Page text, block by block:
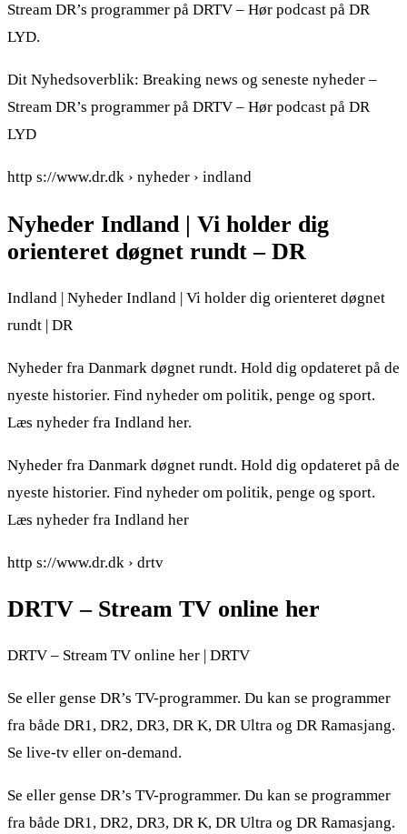
Stream DR’s programmer på DRTV – Hør podcast på DR
LYD.
Dit Nyhedsoverblik: Breaking news og seneste nyheder –
Stream DR’s programmer på DRTV – Hør podcast på DR
LYD
http s://www.dr.dk › nyheder › indland
Nyheder Indland | Vi holder dig
orienteret døgnet rundt – DR
Indland | Nyheder Indland | Vi holder dig orienteret døgnet
rundt | DR
Nyheder fra Danmark døgnet rundt. Hold dig opdateret på de
nyeste historier. Find nyheder om politik, penge og sport.
Læs nyheder fra Indland her.
Nyheder fra Danmark døgnet rundt. Hold dig opdateret på de
nyeste historier. Find nyheder om politik, penge og sport.
Læs nyheder fra Indland her
http s://www.dr.dk › drtv
DRTV – Stream TV online her
DRTV – Stream TV online her | DRTV
Se eller gense DR’s TV-programmer. Du kan se programmer
fra både DR1, DR2, DR3, DR K, DR Ultra og DR Ramasjang.
Se live-tv eller on-demand.
Se eller gense DR’s TV-programmer. Du kan se programmer
fra både DR1, DR2, DR3, DR K, DR Ultra og DR Ramasjang.